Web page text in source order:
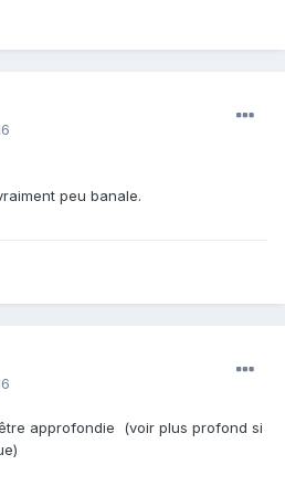
peu banale.
approfondie (voir plus profond si